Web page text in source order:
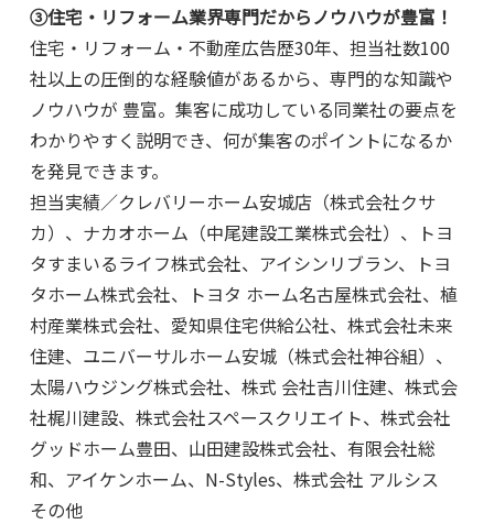
③住宅・リフォーム業界専門だからノウハウが豊富！
住宅・リフォーム・不動産広告歴30年、担当社数100
社以上の圧倒的な経験値があるから、専門的な知識や
ノウハウが 豊富。集客に成功している同業社の要点を
わかりやすく説明でき、何が集客のポイントになるか
を発見できます。
担当実績／クレバリーホーム安城店（株式会社クサ
カ）、ナカオホーム（中尾建設工業株式会社）、トヨ
タすまいるライフ株式会社、アイシンリブラン、トヨ
タホーム株式会社、トヨタ ホーム名古屋株式会社、植
村産業株式会社、愛知県住宅供給公社、株式会社未来
住建、ユニバーサルホーム安城（株式会社神谷組）、
太陽ハウジング株式会社、株式 会社吉川住建、株式会
社梶川建設、株式会社スペースクリエイト、株式会社
グッドホーム豊田、山田建設株式会社、有限会社総
和、アイケンホーム、N-Styles、株式会社 アルシス
その他